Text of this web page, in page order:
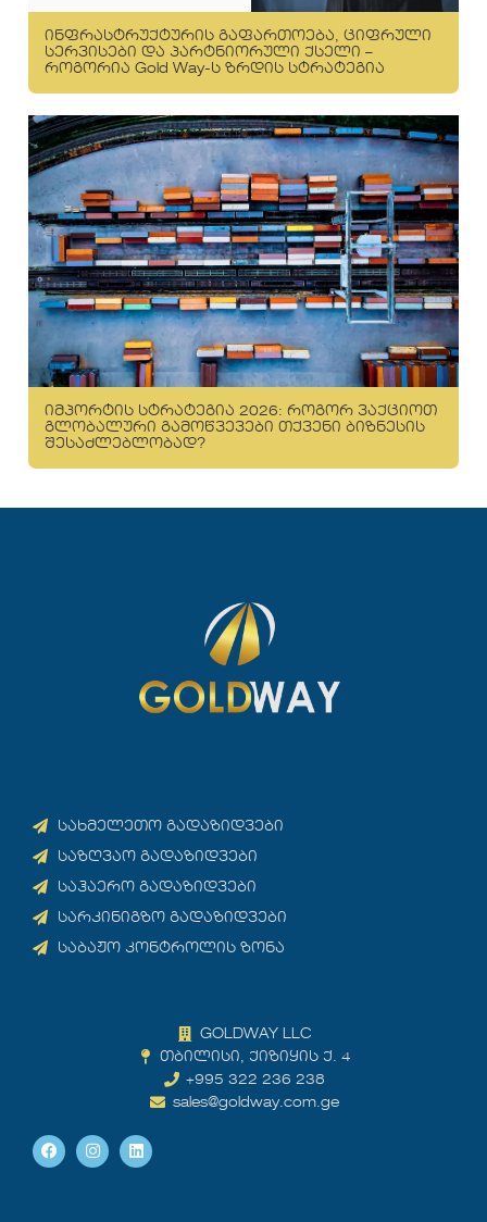
ინფრასტრუქტურის გაფართოება, ციფრული
სერვისები და პარტნიორული ქსელი –
როგორია Gold Way-ს ზრდის სტრატეგია
იმპორტის სტრატეგია 2026: როგორ ვაქციოთ
გლობალური გამოწვევები თქვენი ბიზნესის
შესაძლებლობად?
სახმელეთო გადაზიდვები
საზღვაო გადაზიდვები
საჰაერო გადაზიდვები
სარკინიგზო გადაზიდვები
საბაჟო კონტროლის ზონა
GOLDWAY LLC
თბილისი, ქიზიყის ქ. 4
+995 322 236 238
sales@goldway.com.ge